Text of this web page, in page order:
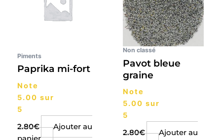
Piments
Paprika mi-fort
Note
5.00 sur
5
2.80€
Ajouter au
Non classé
Pavot bleue
graine
Note
5.00 sur
5
2.80€
Ajouter au